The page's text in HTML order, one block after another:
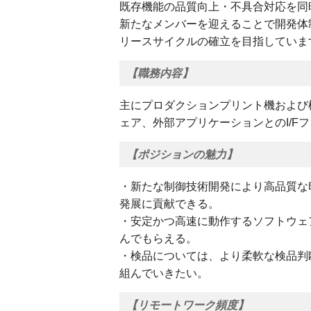
既存機能の品質向上・不具合対応を
新たなメンバーを迎えることで開発
リースサイクルの確立を目指していま
【職務内容】
主にプロダクションプリント機およ
ェア、外部アプリケーションとのI/F
【ポジションの魅力】
・新たな制御技術開発により高品質
発展に貢献できる。
・安定かつ高速に動作するソフトウ
んでもらえる。
・検品については、より柔軟な検品
組んでいきたい。
【リモートワーク頻度】